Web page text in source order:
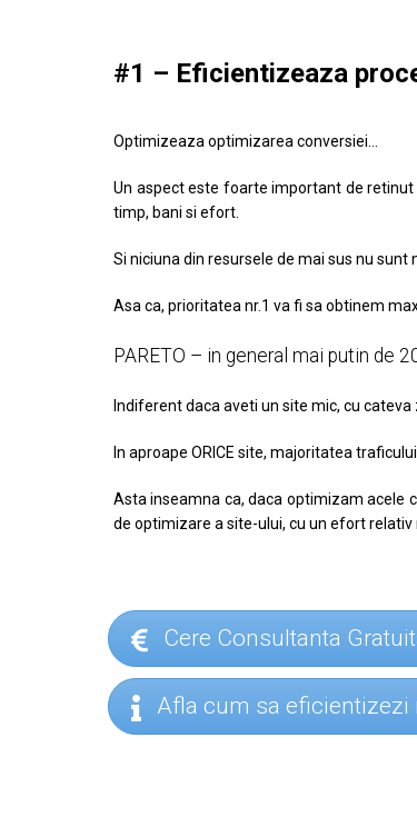
#1 – Eficientizeaza
Optimizeaza optimizarea conversiei…
Un aspect este foarte important de retinut
timp, bani si efort.
Si niciuna din resursele de mai sus nu
Asa ca, prioritatea nr.1 va fi sa obtinem
PARETO – in general mai putin de
Indiferent daca aveti un site mic, cu
In aproape ORICE site, majoritatea
Asta inseamna ca, daca optimizam acele
de optimizare a site-ului, cu un efort relativ
Cere Consultanta
Afla cum sa eficientizezi